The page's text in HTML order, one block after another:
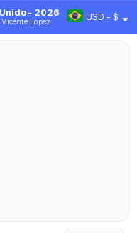
- 2026
López USD - $